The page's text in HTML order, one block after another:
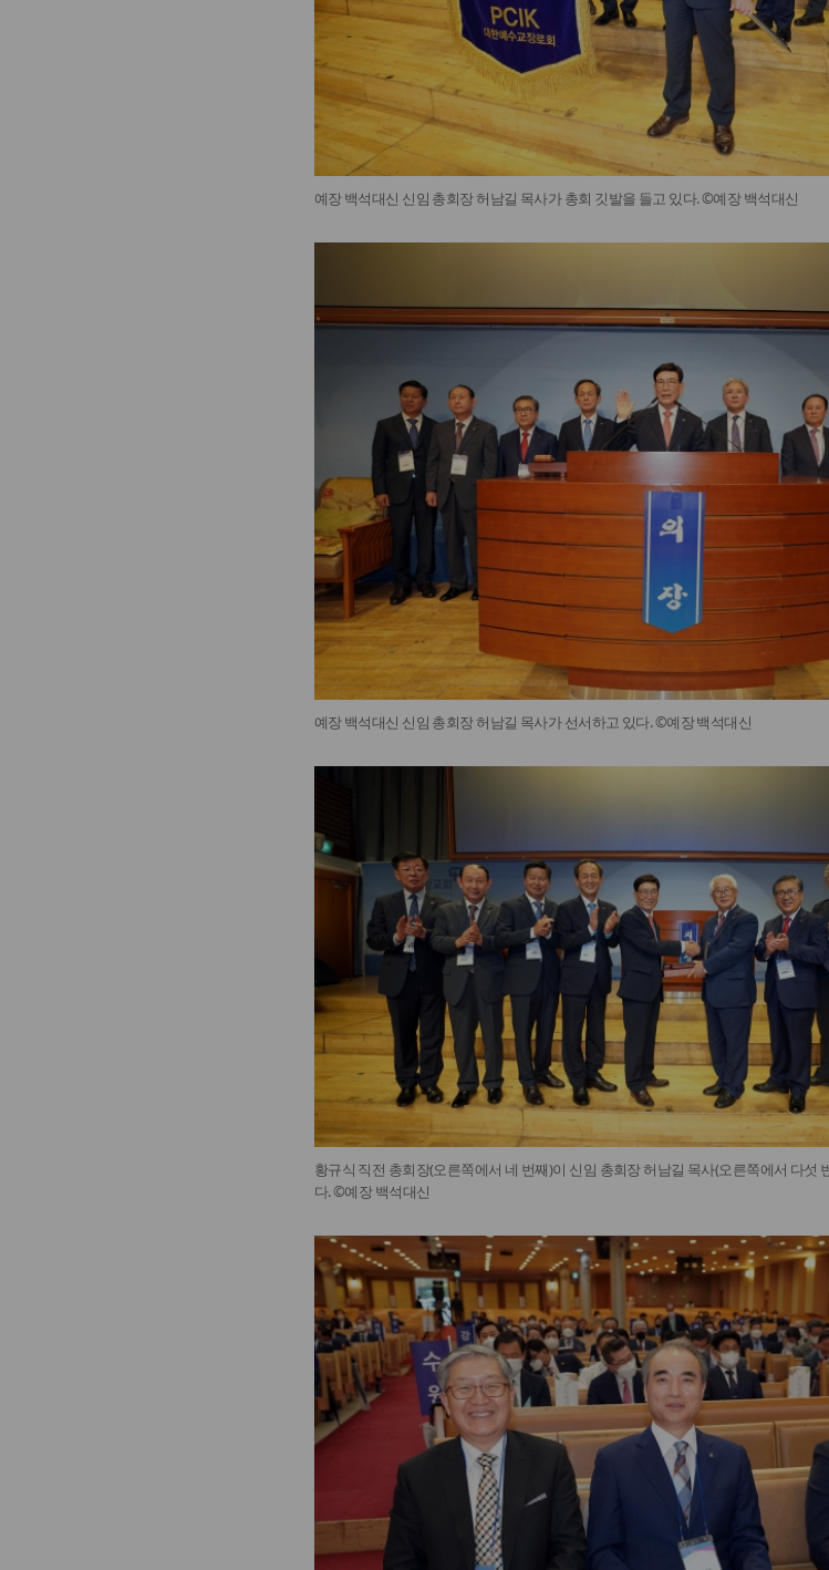
예장 백석대신 신임 총회장 허남길 목사가 총회 깃발을 들고 있다. ©예장 백석대신
예장 백석대신 신임 총회장 허남길 목사가 선서하고 있다. ©예장 백석대신
황규식 직전 총회장(오른쪽에서 네 번째)이 신임 총회장 허남길 목사(오른쪽에서 다섯
다. ©예장 백석대신